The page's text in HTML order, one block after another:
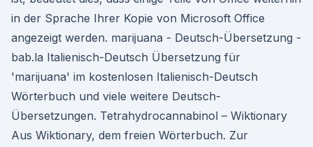
in der Sprache Ihrer Kopie von Microsoft Office
angezeigt werden. marijuana - Deutsch-Übersetzung -
bab.la Italienisch-Deutsch Übersetzung für
'marijuana' im kostenlosen Italienisch-Deutsch
Wörterbuch und viele weitere Deutsch-
Übersetzungen. Tetrahydrocannabinol – Wiktionary
Aus Wiktionary, dem freien Wörterbuch. Zur